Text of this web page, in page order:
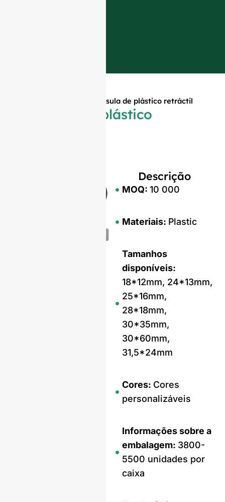
Cápsula de plástico retráctil
Cápsula de plástico
Descrição
MOQ:10 000
Materiais: Plastic
Tamanhos
disponíveis:
18*12mm, 24*13mm,
25*16mm,
28*18mm,
30*35mm,
30*60mm,
31,5*24mm
Cores: Cores
personalizáveis
Informações sobre a
embalagem: 3800-
5500 unidades por
caixa